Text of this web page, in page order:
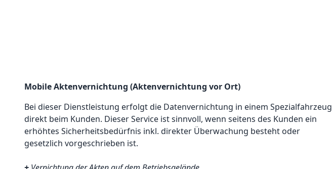
Mobile Aktenvernichtung (Aktenvernichtung vor Ort)
Bei dieser Dienstleistung erfolgt die Datenvernichtung in einem Spezialfahrzeug
direkt beim Kunden. Dieser Service ist sinnvoll, wenn seitens des Kunden ein
erhöhtes Sicherheitsbedürfnis inkl. direkter Überwachung besteht oder
gesetzlich vorgeschrieben ist.